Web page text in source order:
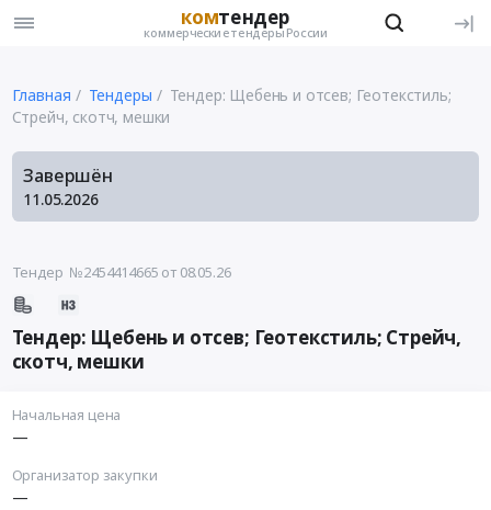
комтендер
коммерческие тендеры России
Главная Тендеры
Тендер: Щебень и отсев; Геотекстиль;
Стрейч, скотч, мешки
Завершён
11.05.2026
Тендер №2454414665 от 08.05.26
Тендер: Щебень и отсев; Геотекстиль; Стрейч,
скотч, мешки
Начальная цена
—
Организатор закупки
—